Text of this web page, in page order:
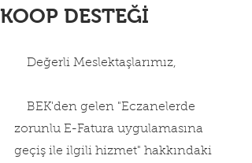
KOOP DESTEĞİ
    Değerli Meslektaşlarımız,
zorunlu E-Fatura uygulamasına
geçiş ile ilgili hizmet" hakkındaki